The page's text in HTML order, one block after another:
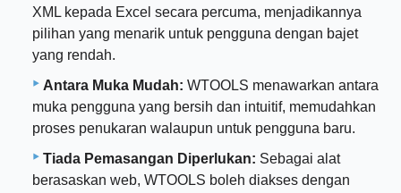
XML kepada Excel secara percuma, menjadikannya
pilihan yang menarik untuk pengguna dengan bajet
yang rendah.
Antara Muka Mudah: WTOOLS menawarkan antara
muka pengguna yang bersih dan intuitif, memudahkan
proses penukaran walaupun untuk pengguna baru.
Tiada Pemasangan Diperlukan: Sebagai alat
berasaskan web, WTOOLS boleh diakses dengan